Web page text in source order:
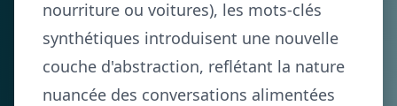
nourriture ou voitures), les mots-clés
synthétiques introduisent une nouvelle
couche d'abstraction, reflétant la nature
nuancée des conversations alimentées